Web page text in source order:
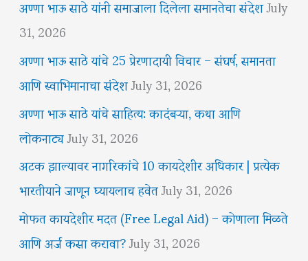
31, 2026
अण्णा भाऊ साठे यांचे 25 प्रेरणादायी विचार – संघर्ष, समानता
आणि स्वाभिमानाचा संदेशJuly 31, 2026
अण्णा भाऊ साठे यांचे साहित्य: कादंबऱ्या, कथा आणि
लोकनाट्यJuly 31, 2026
अटक झाल्यावर नागरिकांचे 10 कायदेशीर अधिकार | प्रत्येक
भारतीयाने जाणून घ्यायलाच हवेतJuly 31, 2026
मोफत कायदेशीर मदत (Free Legal Aid) – कोणाला मिळते
आणि अर्ज कसा करावा?July 31, 2026